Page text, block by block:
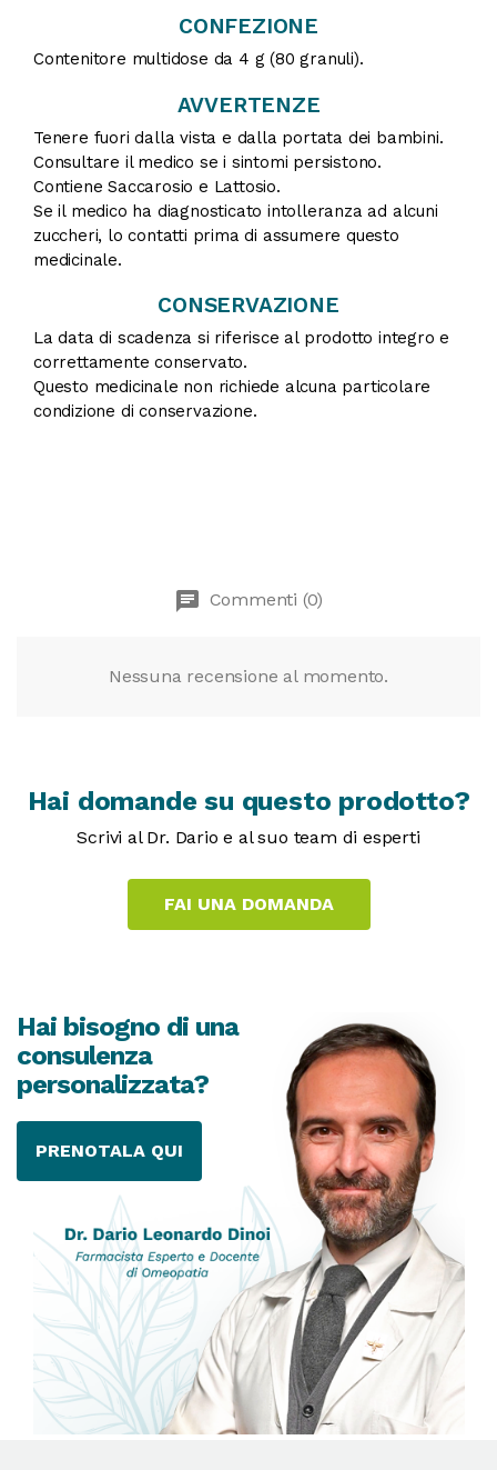
CONFEZIONE
Contenitore multidose da 4 g (80 granuli).
AVVERTENZE
Tenere fuori dalla vista e dalla portata dei bambini.
Consultare il medico se i sintomi persistono.
Contiene Saccarosio e Lattosio.
Se il medico ha diagnosticato intolleranza ad alcuni
zuccheri, lo contatti prima di assumere questo
medicinale.
CONSERVAZIONE
La data di scadenza si riferisce al prodotto integro e
correttamente conservato.
Questo medicinale non richiede alcuna particolare
condizione di conservazione.
chat Commenti (0)
Nessuna recensione al momento.
Hai domande su questo prodotto?
Scrivi al Dr. Dario e al suo team di esperti
Hai bisogno di una
consulenza
personalizzata?
PRENOTALA QUI